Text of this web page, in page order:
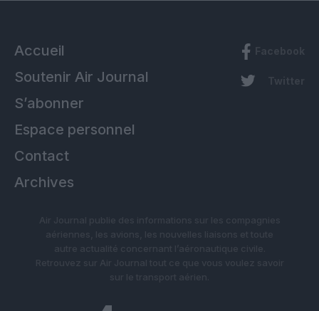
Accueil
Soutenir Air Journal
S’abonner
Espace personnel
Contact
Archives